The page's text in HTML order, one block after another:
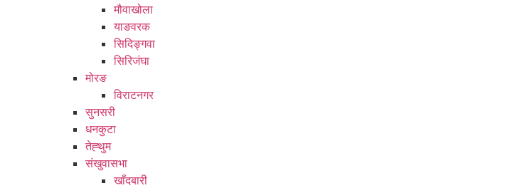
मौवाखोला
याङवरक
सिदिङ्गवा
सिरिजंघा
मोरङ
विराटनगर
सुनसरी
धनकुटा
तेह्थुम
संखुवासभा
खाँदबारी